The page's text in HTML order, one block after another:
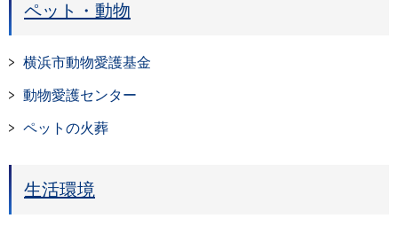
ペット・動物
横浜市動物愛護基金
動物愛護センター
ペットの火葬
生活環境